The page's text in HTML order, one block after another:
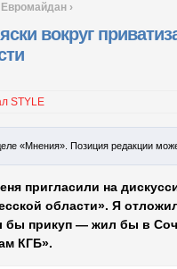
Евромайдан ›
вокруг
STYLE
«Мнения». Позиция редакции
пригласили на
области». Я
бы прикуп — жил бы в
КГБ».